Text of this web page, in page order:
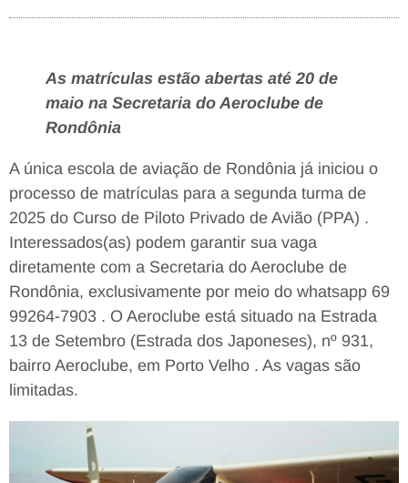
As matrículas estão abertas até 20 de
maio na Secretaria do Aeroclube de
Rondônia
A única escola de aviação de Rondônia já iniciou o
processo de matrículas para a segunda turma de
2025 do Curso de Piloto Privado de Avião (PPA) .
Interessados(as) podem garantir sua vaga
diretamente com a Secretaria do Aeroclube de
Rondônia, exclusivamente por meio do whatsapp 69
99264-7903 . O Aeroclube está situado na Estrada
13 de Setembro (Estrada dos Japoneses), nº 931,
bairro Aeroclube, em Porto Velho . As vagas são
limitadas.